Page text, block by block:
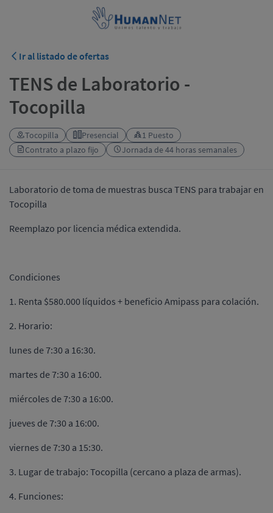
Ir al listado de ofertas
TENS de Laboratorio -
Tocopilla
Tocopilla Presencial
1 Puesto
Contrato a plazo fijo
Jornada de 44 horas semanales
Laboratorio de toma de muestras busca TENS para trabajar en
Tocopilla
Reemplazo por licencia médica extendida.
Condiciones
1. Renta $580.000 líquidos + beneficio Amipass para colación.
2. Horario:
lunes de 7:30 a 16:30.
martes de 7:30 a 16:00.
miércoles de 7:30 a 16:00.
jueves de 7:30 a 16:00.
viernes de 7:30 a 15:30.
3. Lugar de trabajo: Tocopilla (cercano a plaza de armas).
4. Funciones: